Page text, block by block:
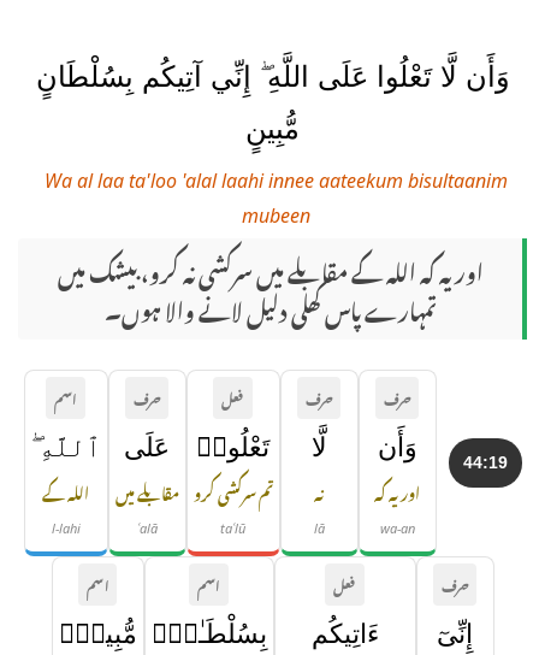
وَأَن لَّا تَعْلُوا عَلَى اللَّهِ ۖ إِنِّي آتِيكُم بِسُلْطَانٍ
مُّبِينٍ
Wa al laa ta'loo 'alal laahi innee aateekum bisultaanim
mubeen
اور یہ کہ اللہ کے مقابلے میں سرکشی نہ کرو، بیشک میں
تمہارے پاس کھلی دلیل لانے والا ہوں۔
44:19
حرف
وَأَن
اور یہ کہ
wa-an
حرف
لَّا
نہ
lā
فعل
تَعْلُوا۟
تم سرکشی کرو
taʿlū
حرف
عَلَى
مقابلے میں
ʿalā
اسم
ٱللَّهِ ۖ
اللہ کے
l-lahi
حرف
إِنِّىٓ
فعل
ءَاتِيكُم
اسم
بِسُلْطَـٰنٍۢ
اسم
مُّبِينٍۢ